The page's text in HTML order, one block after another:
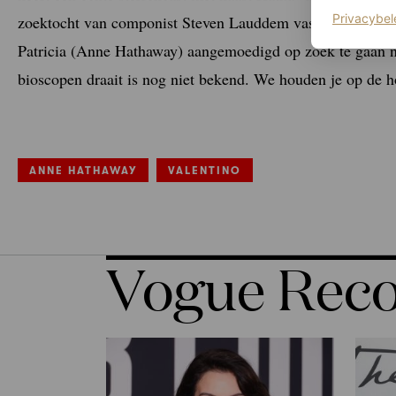
zoektocht van componist Steven Lauddem vast. Hij zit in
Patricia (Anne Hathaway) aangemoedigd op zoek te
bioscopen draait is nog niet bekend. We houden je op de
ANNE HATHAWAY VALENTINO
Vogue